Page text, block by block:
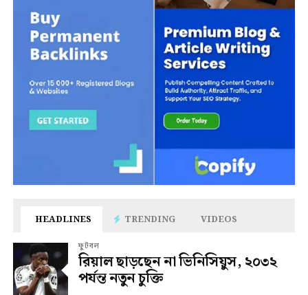
HEADLINES TRENDING VIDEOS
ফুটবল
রিয়াল ছাড়ছেন না ভিনিসিয়ুস, ২০৩২
পর্যন্ত নতুন চুক্তি